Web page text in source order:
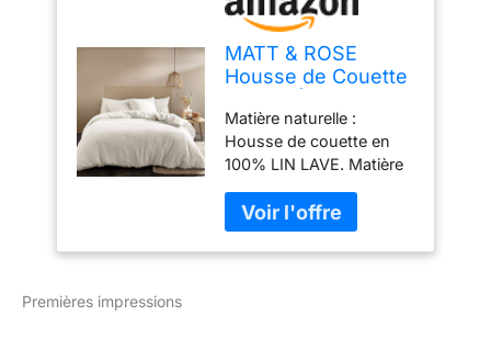
MATT & ROSE
Housse de Couette
Lin lavé
Matière naturelle :
Housse de couette en
100% LIN LAVE. Matière
ne consomme que très
peu d'eau. Idéale pour
les peaux sensibles car
Premières impressions